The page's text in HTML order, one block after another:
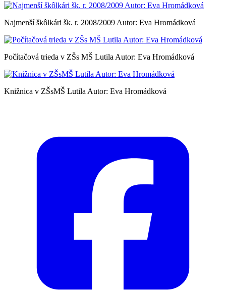
Najmenší škôlkári šk. r. 2008/2009 Autor: Eva Hromádková
Počítačová trieda v ZŠs MŠ Lutila Autor: Eva Hromádková
Knižnica v ZŠsMŠ Lutila Autor: Eva Hromádková